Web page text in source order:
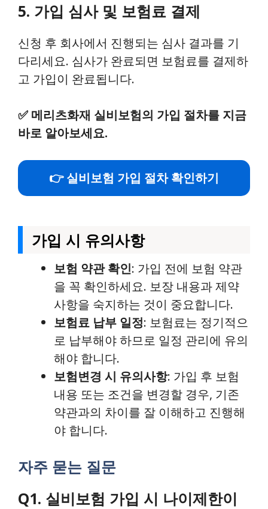
5. 가입 심사 및 보험료 결제
신청 후 회사에서 진행되는 심사 결과를 기
다리세요. 심사가 완료되면 보험료를 결제하
고 가입이 완료됩니다.
✅ 메리츠화재 실비보험의 가입 절차를 지금
바로 알아보세요.
👉 실비보험 가입 절차 확인하기
가입 시 유의사항
보험 약관 확인: 가입 전에 보험 약관
을 꼭 확인하세요. 보장 내용과 제약
사항을 숙지하는 것이 중요합니다.
보험료 납부 일정: 보험료는 정기적으
로 납부해야 하므로 일정 관리에 유의
해야 합니다.
보험변경 시 유의사항: 가입 후 보험
내용 또는 조건을 변경할 경우, 기존
약관과의 차이를 잘 이해하고 진행해
야 합니다.
자주 묻는 질문
Q1. 실비보험 가입 시 나이제한이